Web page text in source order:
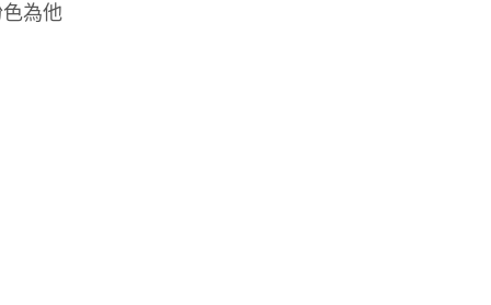
為他